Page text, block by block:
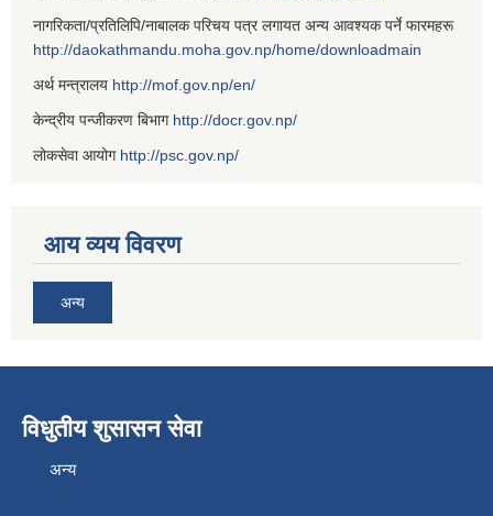
नागरिकता/प्रतिलिपि/नाबालक परिचय पत्र लगायत अन्य आवश्यक पर्ने फारमहरू
http://daokathmandu.moha.gov.np/home/downloadmain
अर्थ मन्त्रालय http://mof.gov.np/en/
केन्द्रीय पन्जीकरण बिभाग http://docr.gov.np/
लोकसेवा आयोग http://psc.gov.np/
आय व्यय विवरण
अन्य
विधुतीय शुसासन सेवा
अन्य